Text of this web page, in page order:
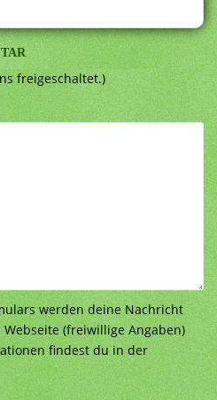
freigeschaltet.)
werden deine Nachricht
(freiwillige Angaben)
findest du in der